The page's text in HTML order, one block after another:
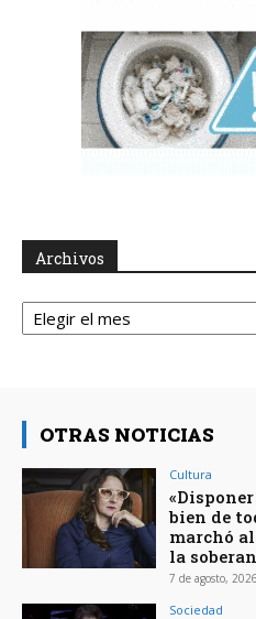
Archivos
Archivos
OTRAS NOTICIAS
Cultura
bien de
marchó
la
7 de agosto, 2026
Sociedad